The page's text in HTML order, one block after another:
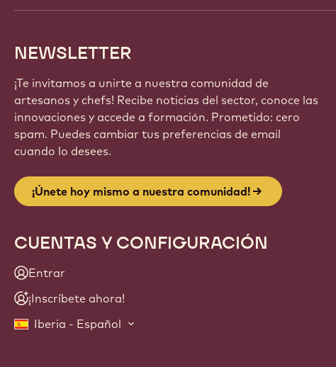
NEWSLETTER
¡Te invitamos a unirte a nuestra comunidad de
artesanos y chefs! Recibe noticias del sector, conoce las
innovaciones y accede a formación. Prometido: cero
spam. Puedes cambiar tus preferencias de email
cuando lo desees.
¡Únete hoy mismo a nuestra comunidad!
CUENTAS Y CONFIGURACIÓN
Entrar
¡Inscríbete ahora!
Iberia - Español